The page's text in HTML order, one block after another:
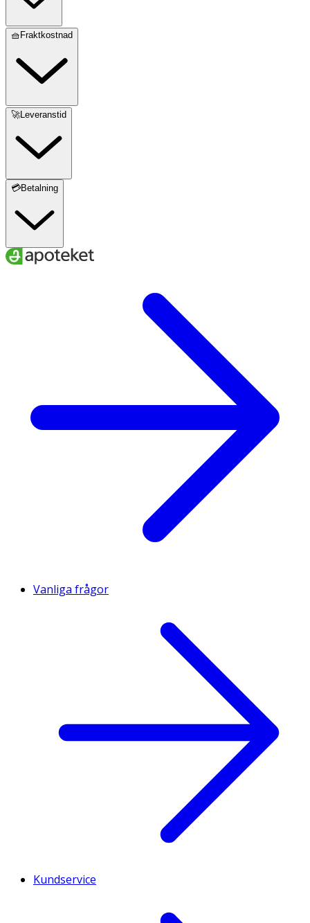
🧺Fraktkostnad
🚀Leveranstid
💳Betalning
Vanliga frågor
Kundservice